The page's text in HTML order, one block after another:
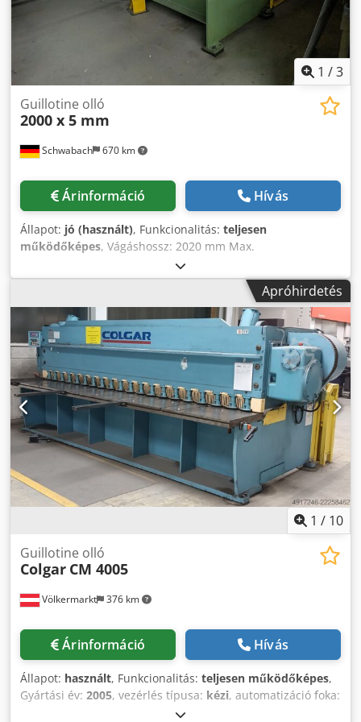
1 /3
Schwabach 670 km
Guillotine olló
2000 x 5 mm
Árinformáció Hívás
Állapot: jó (használt), Funkcionalitás: teljesen
működőképes, Vágáshossz: 2020 mm Max.
lemezvastagság 400 N/mm² esetén: 5 mm Max.
lemezvastagság 750 N/mm² esetén: 3 mm Vágási szög kb.:
1,5° Löketek percenként: 40 H/perc Hátsó ütköző kb.: 750
mm Dcjdpfozpg U Dsx Ad Rek Állvány kinyúlása: 200 mm
Apróhirdetés
1 / 10
Völkermarkt 376 km
Guillotine olló
Colgar CM 4005
Árinformáció Hívás
Állapot: használt, Funkcionalitás: teljesen működőképes,
Gyártási év: 2005, vezérlés típusa: kézi, automatizáció foka:
mechanikai